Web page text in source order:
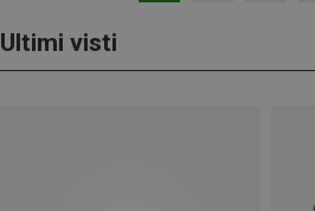
Ultimi visti